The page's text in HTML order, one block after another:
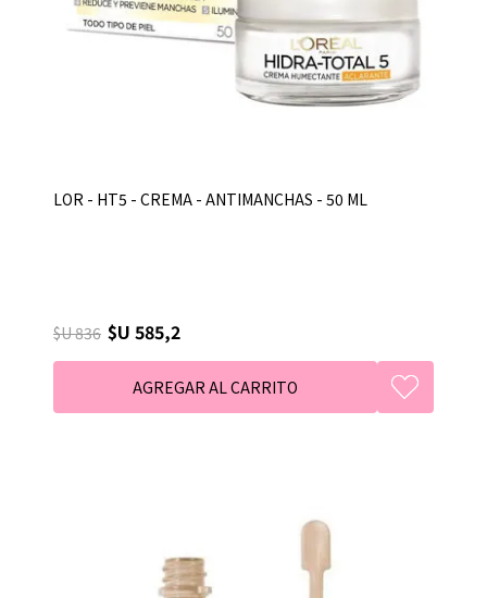
LOR - HT5 - CREMA - ANTIMANCHAS - 50 ML
$U 836 $U 585,2